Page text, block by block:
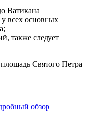
Ватикана
у всех основных
также следует
Святого Петра
обзор